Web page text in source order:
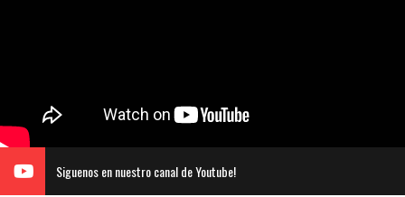
Siguenos en nuestro canal de Youtube!